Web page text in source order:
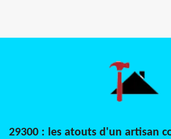
29300 : les atouts d'un artisan